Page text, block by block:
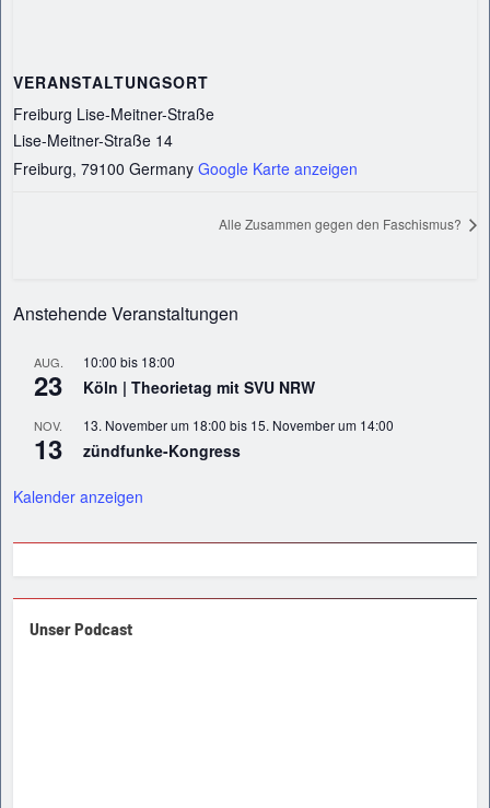
VERANSTALTUNGSORT
Freiburg Lise-Meitner-Straße
Lise-Meitner-Straße 14
Freiburg, 79100 Germany Google Karte anzeigen
Alle Zusammen gegen den Faschismus?
Anstehende Veranstaltungen
AUG.
23
10:00 bis 18:00
Köln | Theorietag mit SVU NRW
NOV.
13
13. November um 18:00 bis 15. November um 14:00
zündfunke-Kongress
Kalender anzeigen
Unser Podcast